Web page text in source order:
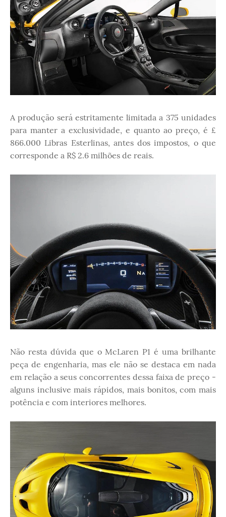
A produção será estritamente limitada a 375 unidades
para manter a exclusividade, e quanto ao preço, é £
866.000 Libras Esterlinas, antes dos impostos, o que
corresponde a R$ 2.6 milhões de reais.
Não resta dúvida que o McLaren P1 é uma brilhante
peça de engenharia, mas ele não se destaca em nada
em relação a seus concorrentes dessa faixa de preço -
alguns inclusive mais rápidos, mais bonitos, com mais
potência e com interiores melhores.